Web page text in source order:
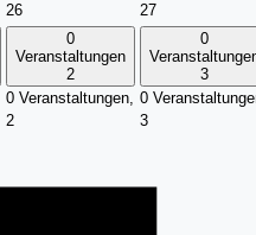
26
27
0
Veranstaltungen
2
0 Veranstaltungen,
2
0
3
0
3